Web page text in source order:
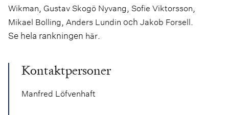
Wikman, Gustav Skogö Nyvang, Sofie Viktorsson,
Mikael Bolling, Anders Lundin och Jakob Forsell.
Se hela rankningen här.
Kontaktpersoner
Manfred Löfvenhaft